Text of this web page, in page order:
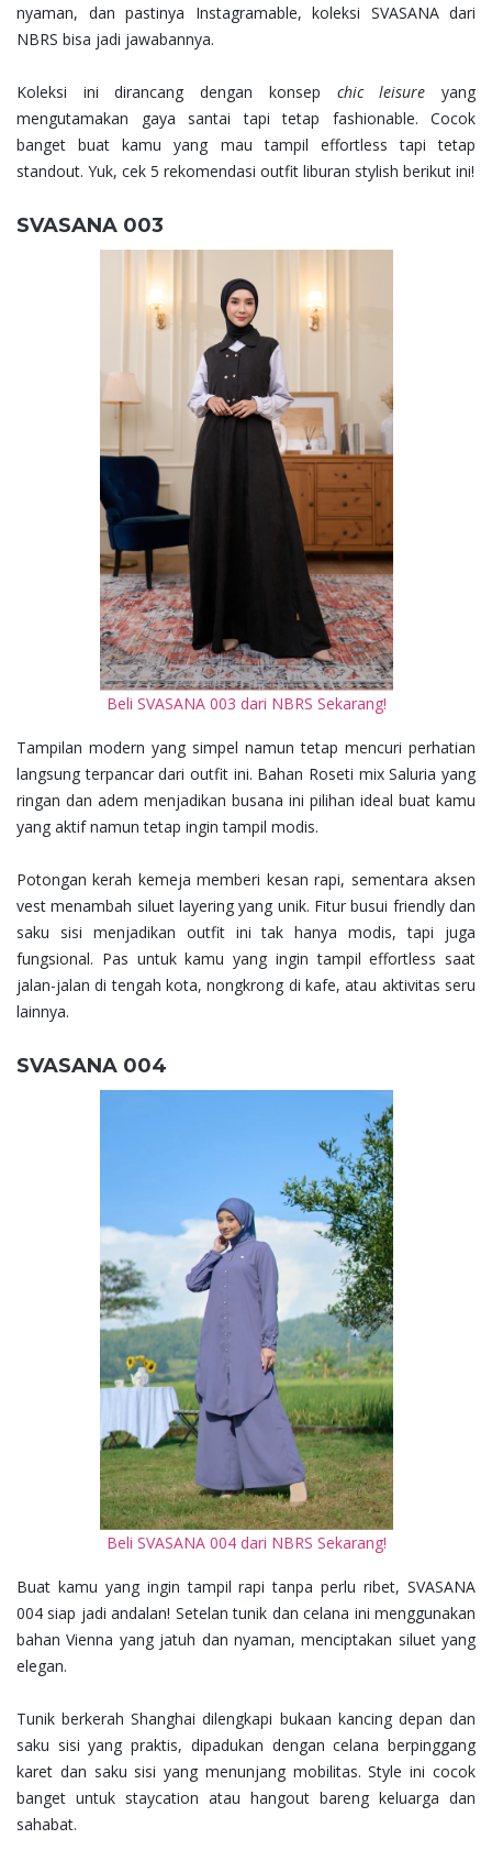
nyaman, dan pastinya Instagramable, koleksi SVASANA dari
NBRS bisa jadi jawabannya.
Koleksi ini dirancang dengan konsep chic leisure yang
mengutamakan gaya santai tapi tetap fashionable. Cocok
banget buat kamu yang mau tampil effortless tapi tetap
standout. Yuk, cek 5 rekomendasi outfit liburan stylish berikut ini!
SVASANA 003
Beli SVASANA 003 dari NBRS Sekarang!
Tampilan modern yang simpel namun tetap mencuri perhatian
langsung terpancar dari outfit ini. Bahan Roseti mix Saluria yang
ringan dan adem menjadikan busana ini pilihan ideal buat kamu
yang aktif namun tetap ingin tampil modis.
Potongan kerah kemeja memberi kesan rapi, sementara aksen
vest menambah siluet layering yang unik. Fitur busui friendly dan
saku sisi menjadikan outfit ini tak hanya modis, tapi juga
fungsional. Pas untuk kamu yang ingin tampil effortless saat
jalan-jalan di tengah kota, nongkrong di kafe, atau aktivitas seru
lainnya.
SVASANA 004
Beli SVASANA 004 dari NBRS Sekarang!
Buat kamu yang ingin tampil rapi tanpa perlu ribet, SVASANA
004 siap jadi andalan! Setelan tunik dan celana ini menggunakan
bahan Vienna yang jatuh dan nyaman, menciptakan siluet yang
elegan.
Tunik berkerah Shanghai dilengkapi bukaan kancing depan dan
saku sisi yang praktis, dipadukan dengan celana berpinggang
karet dan saku sisi yang menunjang mobilitas. Style ini cocok
banget untuk staycation atau hangout bareng keluarga dan
sahabat.